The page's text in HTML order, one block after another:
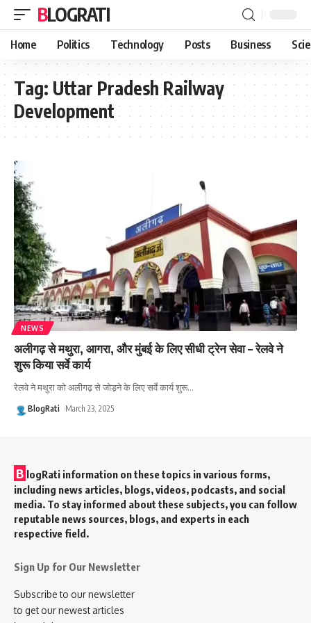
BLOGRATI
Home Politics Technology Posts Business
Tag: Uttar Pradesh Railway
Development
NEWS
अलीगढ़ से मथुरा, आगरा, और मुंबई के लिए सीधी ट्रेन सेवा – रेलवे ने
शुरू किया सर्वे कार्य
रेलवे ने मथुरा को अलीगढ़ से जोड़ने के लिए सर्वे कार्य शुरू…
BlogRati March 23, 2025
B logRati information on these topics in various forms,
including news articles, blogs, videos, podcasts, and social
media. To stay informed about these subjects, you can follow
reputable news sources, blogs, and experts in each
respective field.
Sign Up for Our Newsletter
Subscribe to our newsletter
to get our newest articles